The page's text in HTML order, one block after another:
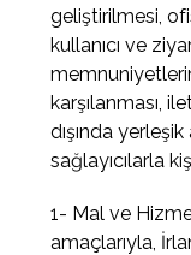
geliştirilmesi,
kullanıcı ve
karşılanması,
dışında
sağlayıcılarla
1- Mal ve
amaçlarıyla,